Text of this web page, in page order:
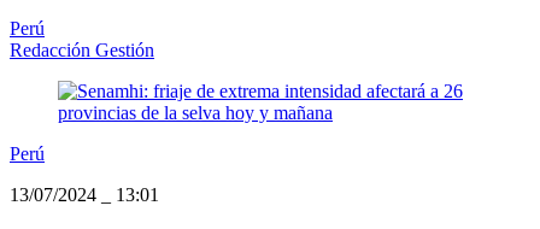
Perú
Redacción Gestión
Perú
13/07/2024
13:01